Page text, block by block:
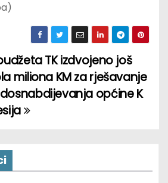
TK izdvojeno još
miliona KM za rješavanje
općine K